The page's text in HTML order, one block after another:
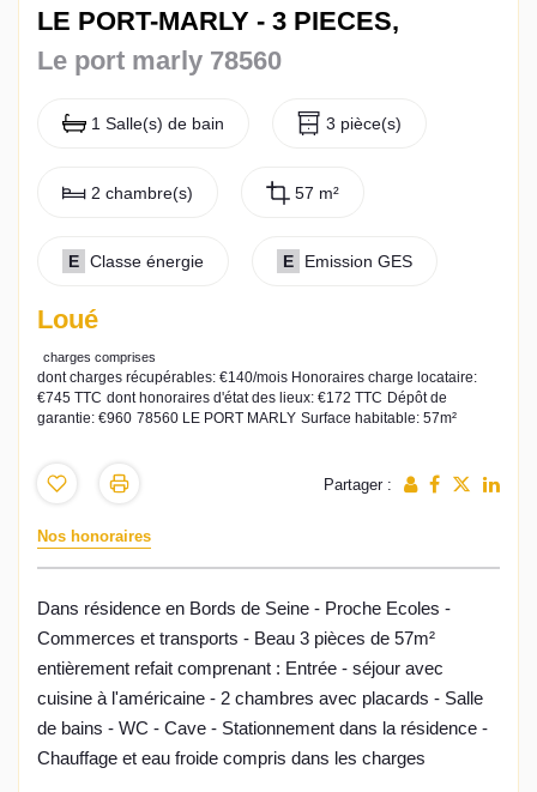
LE PORT-MARLY - 3 PIECES,
Le port marly 78560
1 Salle(s) de bain 3 pièce(s)
2 chambre(s) 57 m²
E Classe énergie E Emission GES
Loué
charges comprises
dont charges récupérables: €140/mois Honoraires charge locataire:
€745 TTC dont honoraires d'état des lieux: €172 TTC Dépôt de
garantie: €960 78560 LE PORT MARLY Surface habitable: 57m²
Partager :
Nos honoraires
Dans résidence en Bords de Seine - Proche Ecoles -
Commerces et transports - Beau 3 pièces de 57m²
entièrement refait comprenant : Entrée - séjour avec
cuisine à l'américaine - 2 chambres avec placards - Salle
de bains - WC - Cave - Stationnement dans la résidence -
Chauffage et eau froide compris dans les charges